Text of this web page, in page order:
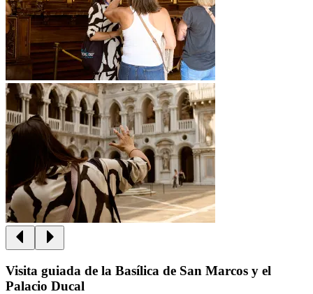
Visita guiada de la Basílica de San Marcos y el
Palacio Ducal